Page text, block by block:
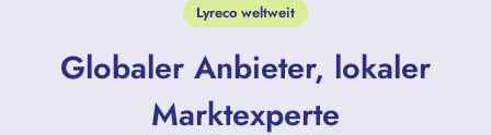
Lyreco weltweit
Globaler Anbieter, lokaler
Marktexperte